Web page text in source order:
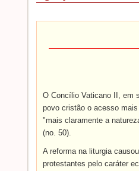
O Concílio Vaticano II, em
povo cristão o acesso
"mais claramente a
(no. 50).
A reforma na liturgia
protestantes pelo caráter